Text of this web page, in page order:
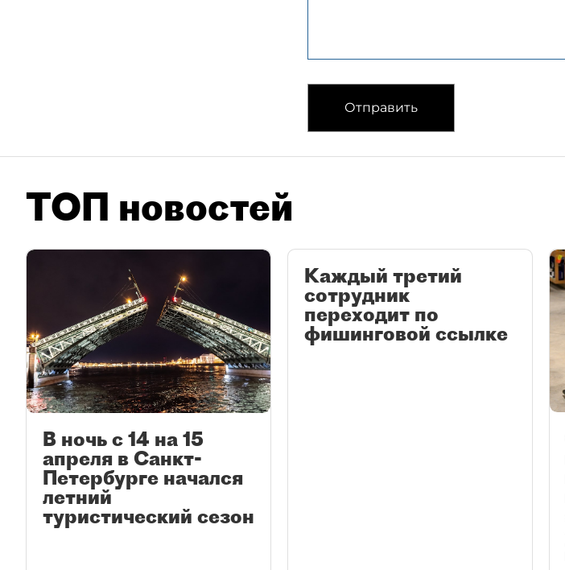
Отправить
ТОП новостей
В ночь с 14 на 15
апреля в Санкт-
Петербурге начался
летний
туристический сезон
Каждый третий
сотрудник
переходит по
фишинговой ссылке